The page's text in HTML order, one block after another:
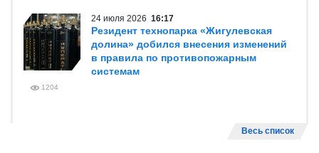
24 июля 2026 16:17
Резидент технопарка «Жигулевская
долина» добился внесения изменений
в правила по противопожарным
системам
1204
Весь список